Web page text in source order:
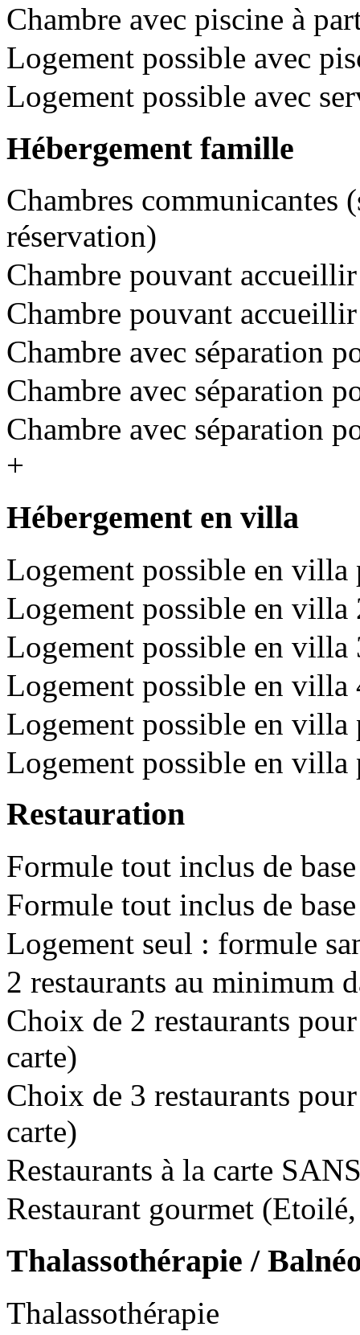
Chambre avec piscine à
Logement possible avec
Logement possible avec
Hébergement famille
Chambres communicantes
réservation)
Chambre pouvant
Chambre pouvant
Chambre avec séparation
Chambre avec séparation
Chambre avec séparation
+
Hébergement en villa
Logement possible en
Logement possible en villa
Logement possible en villa
Logement possible en
Logement possible en
Logement possible en
Restauration
Formule tout inclus de base
Formule tout inclus de
Logement seul : formule
2 restaurants au minimum
Choix de 2 restaurants
carte)
Choix de 3 restaurants
carte)
Restaurants à la carte
Restaurant gourmet
Thalassothérapie /
Thalassothérapie